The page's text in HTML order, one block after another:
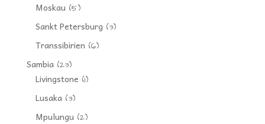
Moskau(5)
Sankt Petersburg (3)
Transsibirien (6)
Sambia(23)
Livingstone (1)
Lusaka(3)
Mpulungu(2)